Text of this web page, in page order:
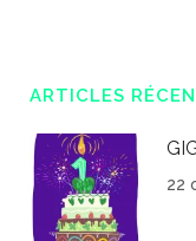
ARTICLES
22